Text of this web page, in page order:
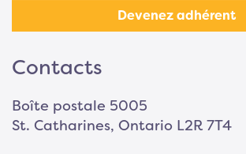
Devenez adhérent
Contacts
Boîte postale 5005
St. Catharines, Ontario L2R 7T4